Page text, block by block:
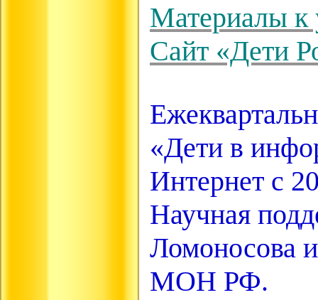
Материалы
Сайт «Дети
«Дети в
Интернет с
Научная
Ломоносова
МОН РФ.